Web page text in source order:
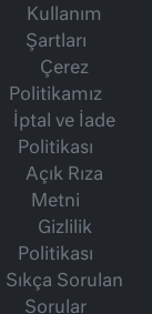
Kullanım
Şartları
Çerez
Politikamız
İptal ve İade
Politikası
Açık Rıza
Metni
Gizlilik
Politikası
Sıkça Sorulan
Sorular